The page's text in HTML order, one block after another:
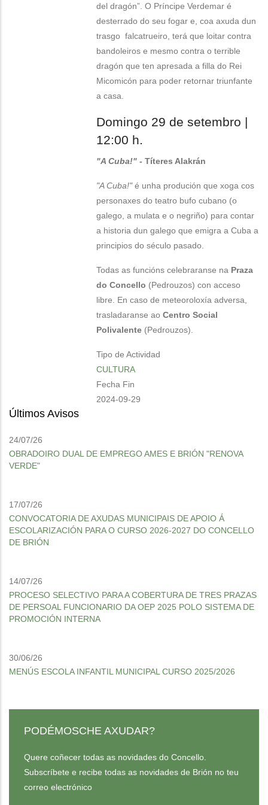
del dragón”. O Príncipe Verdemar é
desterrado do seu fogar e, coa axuda dun
trasgo falcatrueiro, terá que loitar contra
bandoleiros e mesmo contra o terrible
dragón que ten apresada a filla do Rei
Micomicón para poder retornar triunfante
a casa.
Domingo 29 de setembro |
12:00 h.
"A Cuba!" - Títeres Alakrán
"A Cuba!"é unha produción que xoga cos
personaxes do teatro bufo cubano (o
galego, a mulata e o negriño) para contar
a historia dun galego que emigra a Cuba a
principios do século pasado.
Todas as funcións celebraranse na Praza
do Concello (Pedrouzos) con acceso
libre. En caso de meteoroloxía adversa,
trasladaranse aoCentro Social
Polivalente (Pedrouzos).
Tipo de Actividad
CULTURA
Fecha Fin
2024-09-29
Últimos Avisos
24/07/26
OBRADOIRO DUAL DE EMPREGO AMES E BRIÓN "RENOVA
VERDE"
17/07/26
CONVOCATORIA DE AXUDAS MUNICIPAIS DE APOIO Á
ESCOLARIZACIÓN PARA O CURSO 2026-2027 DO CONCELLO
DE BRIÓN
14/07/26
PROCESO SELECTIVO PARA A COBERTURA DE TRES PRAZAS
DE PERSOAL FUNCIONARIO DA OEP 2025 POLO SISTEMA DE
PROMOCIÓN INTERNA
30/06/26
MENÚS ESCOLA INFANTIL MUNICIPAL CURSO 2025/2026
PODÉMOSCHE AXUDAR?
Quere coñecer todas as novidades do Concello.
Subscríbete e recibe todas as novidades de Brión no teu
correo electrónico